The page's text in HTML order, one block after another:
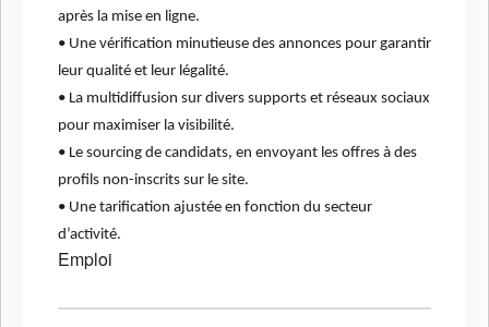
après la mise en ligne.
• Une vérification minutieuse des annonces pour garantir
leur qualité et leur légalité.
• La multidiffusion sur divers supports et réseaux sociaux
pour maximiser la visibilité.
• Le sourcing de candidats, en envoyant les offres à des
profils non-inscrits sur le site.
• Une tarification ajustée en fonction du secteur
d’activité.
Emploi